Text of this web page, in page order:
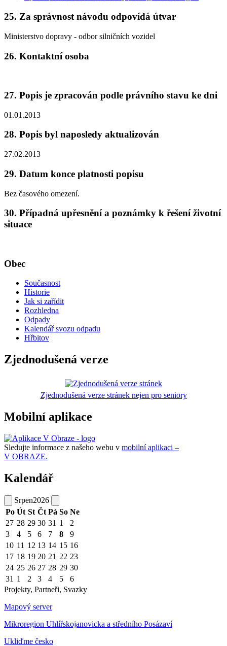
25. Za správnost návodu odpovídá útvar
Ministerstvo dopravy - odbor silničních vozidel
26. Kontaktní osoba
27. Popis je zpracován podle právního stavu ke dni
01.01.2013
28. Popis byl naposledy aktualizován
27.02.2013
29. Datum konce platnosti popisu
Bez časového omezení.
30. Případná upřesnění a poznámky k řešení životní
situace
Obec
Současnost
Historie
Jak si zařídit
Rozhledna
Odpady
Kalendář svozu odpadu
Hřbitov
Zjednodušená verze
Zjednodušená verze stránek nejen pro seniory
Mobilní aplikace
Sledujte informace z našeho webu v mobilní aplikaci –
V OBRAZE.
Kalendář
Srpen2026
Po Út St Čt Pá So Ne
27 28 29 30 31 1
2
3
4 5 6 7 8
9
10 11 12 13 14 15 16
17 18 19 20 21 22 23
24 25 26 27 28 29 30
31 1 2 3 4 5
6
Projekty, Partneři, Svazky
Mapový server
Mikroregion Uhlířskojanovicka a středního Posázaví
Ukliďme česko